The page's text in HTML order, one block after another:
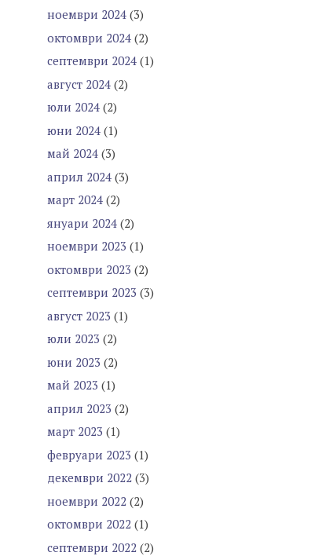
ноември 2024 (3)
октомври 2024 (2)
септември 2024 (1)
август 2024 (2)
юли 2024 (2)
юни 2024 (1)
май 2024 (3)
април 2024 (3)
март 2024 (2)
януари 2024 (2)
ноември 2023 (1)
октомври 2023 (2)
септември 2023 (3)
август 2023 (1)
юли 2023 (2)
юни 2023 (2)
май 2023 (1)
април 2023 (2)
март 2023 (1)
февруари 2023 (1)
декември 2022 (3)
ноември 2022 (2)
октомври 2022 (1)
септември 2022 (2)